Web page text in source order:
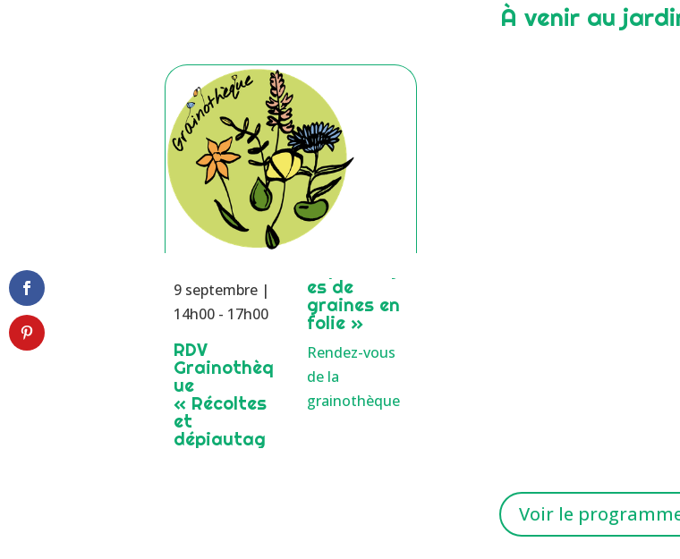
À venir au
9 septembre |
14h00 - 17h00
RDV
Grainothèq
ue
« Récoltes
et
dépiautag
es de
graines en
folie »
Rendez-vous
de la
grainothèque
Voir le